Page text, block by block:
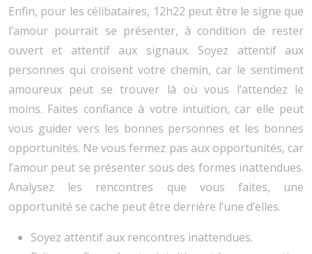
Enfin, pour les célibataires, 12h22 peut être le signe que
l’amour pourrait se présenter, à condition de rester
ouvert et attentif aux signaux. Soyez attentif aux
personnes qui croisent votre chemin, car le sentiment
amoureux peut se trouver là où vous l’attendez le
moins. Faites confiance à votre intuition, car elle peut
vous guider vers les bonnes personnes et les bonnes
opportunités. Ne vous fermez pas aux opportunités, car
l’amour peut se présenter sous des formes inattendues.
Analysez les rencontres que vous faites, une
opportunité se cache peut être derrière l’une d’elles.
Soyez attentif aux rencontres inattendues.